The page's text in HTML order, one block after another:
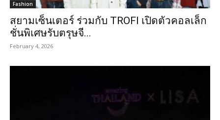
Fashion
สยามเซ็นเตอร์ ร่วมกับ TROFI เปิดตัวคอลเล็ก
ชั่นพิเศษรับตรุษจี...
February 4, 2026